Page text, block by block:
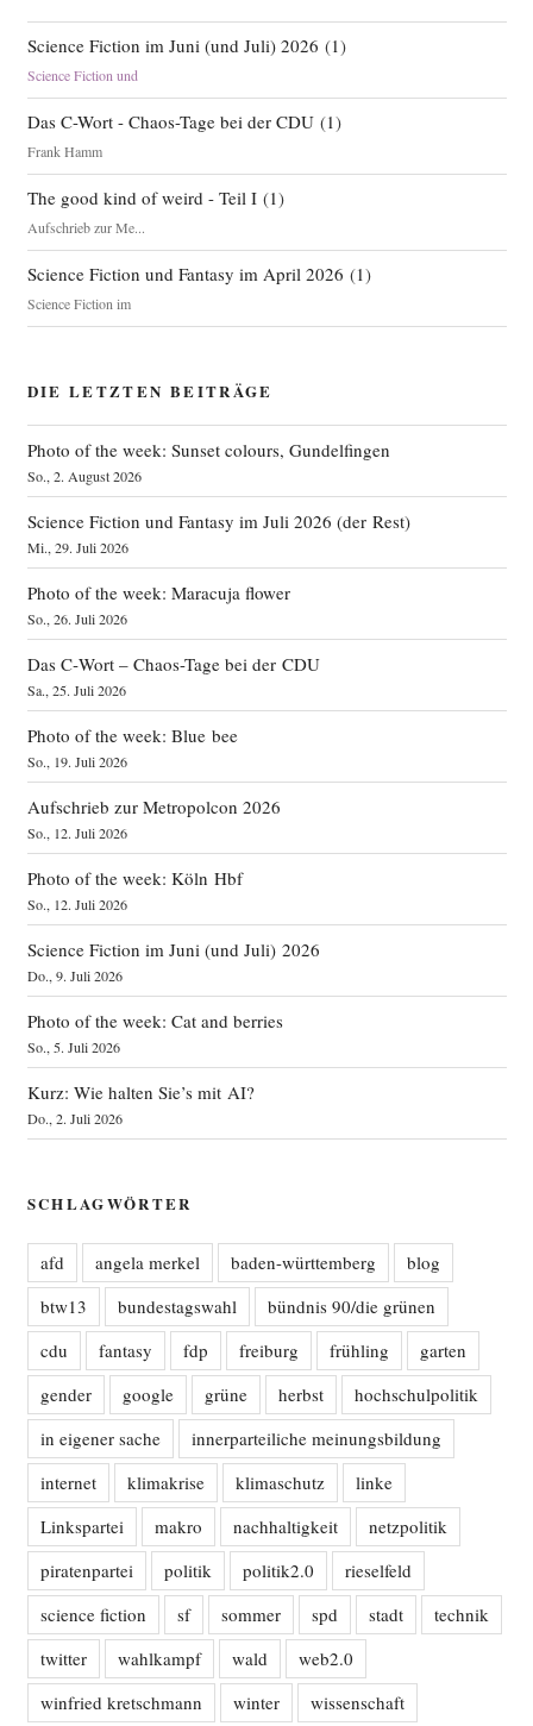
Science Fiction im Juni (und Juli) 2026 (1)
Science Fiction und
Das C-Wort - Chaos-Tage bei der CDU(1)
Frank Hamm
The good kind of weird - Teil I(1)
Aufschrieb zur Me...
Science Fiction und Fantasy im April 2026 (1)
Science Fiction im
DIE LETZTEN BEITRÄGE
Photo of the week: Sunset colours, Gundelfingen
So., 2. August 2026
Science Fiction und Fantasy im Juli 2026 (der Rest)
Mi., 29. Juli 2026
Photo of the week: Maracuja flower
So., 26. Juli 2026
Das C‑Wort – Chaos-Tage bei der CDU
Sa., 25. Juli 2026
Photo of the week: Blue bee
So., 19. Juli 2026
Aufschrieb zur Metropolcon 2026
So., 12. Juli 2026
Photo of the week: Köln Hbf
So., 12. Juli 2026
Science Fiction im Juni (und Juli) 2026
Do., 9. Juli 2026
Photo of the week: Cat and berries
So., 5. Juli 2026
Kurz: Wie halten Sie’s mit AI?
Do., 2. Juli 2026
SCHLAGWÖRTER
afd angela merkel baden-württemberg
blog
btw13
bundestagswahl
bündnis 90/die grünen
cdu
fantasy fdp freiburg frühling
garten
gender
google grüne herbst
hochschulpolitik
in eigener sache
innerparteiliche meinungsbildung
internet
klimakrise klimaschutz
linke
Linkspartei
makro nachhaltigkeit
netzpolitik
piratenpartei
politik politik2.0
rieselfeld
science fiction
sf sommer spd stadt
technik
twitter
wahlkampf wald
web2.0
winfried kretschmann
winter wissenschaft